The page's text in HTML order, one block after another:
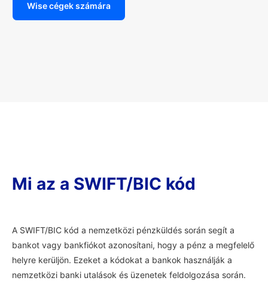
Wise cégek számára
Mi az a SWIFT/BIC kód
A SWIFT/BIC kód a nemzetközi pénzküldés során segít a
bankot vagy bankfiókot azonosítani, hogy a pénz a megfelelő
helyre kerüljön. Ezeket a kódokat a bankok használják a
nemzetközi banki utalások és üzenetek feldolgozása során.